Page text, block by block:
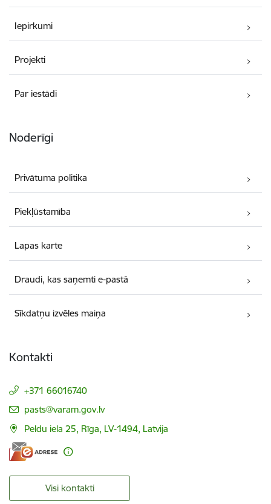
Iepirkumi
Projekti
Par iestādi
Noderīgi
Privātuma politika
Piekļūstamība
Lapas karte
Draudi, kas saņemti e-pastā
Sīkdatņu izvēles maiņa
Kontakti
+371 66016740
E-pasts:
pasts@varam.gov.lv
Peldu iela 25, Rīga, LV-1494, Latvija
Visi kontakti